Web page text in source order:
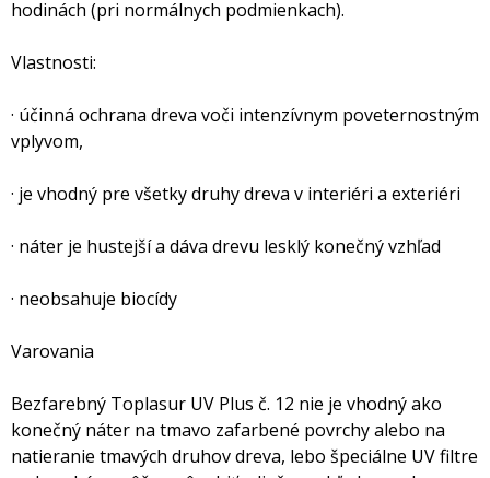
hodinách (pri normálnych podmienkach).
Vlastnosti:
· účinná ochrana dreva voči intenzívnym poveternostným
vplyvom,
· je vhodný pre všetky druhy dreva v interiéri a exteriéri
· náter je hustejší a dáva drevu lesklý konečný vzhľad
· neobsahuje biocídy
Varovania
Bezfarebný Toplasur UV Plus č. 12 nie je vhodný ako
konečný náter na tmavo zafarbené povrchy alebo na
natieranie tmavých druhov dreva, lebo špeciálne UV filtre